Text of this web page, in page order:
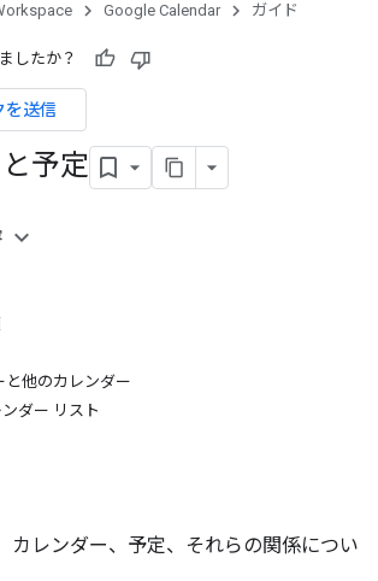
Google Calendar ガイド
したか？
を送信
予定
と他のカレンダー
ダー リスト
カレンダー、予定、それらの関係につい